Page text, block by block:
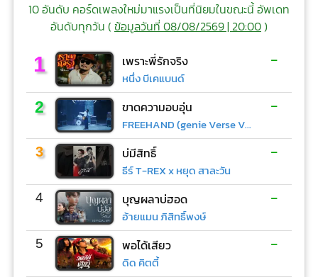
10 อันดับ คอร์ดเพลงใหม่มาแรงเป็นที่นิยมในขณะนี้ อัพเดท
อันดับทุกวัน (ข้อมูลวันที่ 08/08/2569 | 20:00)
1 เพราะพี่รักจริง
หนึ่ง บีเคแบนด์
-
2 ขาดความอบอุ่น
FREEHAND (genie Verse Vol.1)
-
3 บ่มีสิทธิ์
ธีร์ T-REX x หยุด สาละวัน
-
4 บุญผลาบ่ฮอด
อ้ายแมน ภิสิทธิ์พงษ์
-
5 พอได้เสียว
ดิด คิตตี้
-